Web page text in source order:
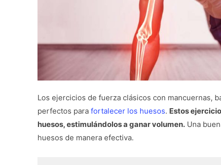
Los ejercicios de fuerza clásicos con mancuernas,
perfectos para fortalecer los huesos. Estos
huesos, estimulándolos a ganar volumen. Una
huesos de manera efectiva.